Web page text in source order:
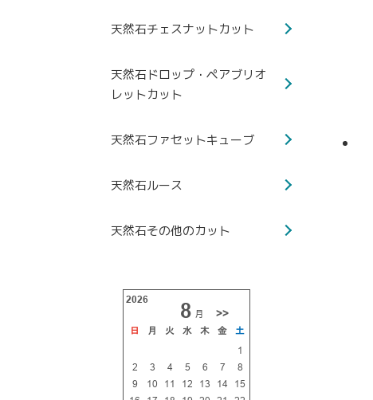
天然石チェスナットカット
天然石ドロップ・ペアブリオ
レットカット
天然石ファセットキューブ
天然石ルース
天然石その他のカット